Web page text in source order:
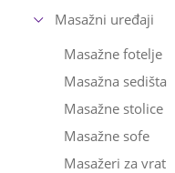
Masažni uređaji
Masažne fotelje
Masažna sedišta
Masažne stolice
Masažne sofe
Masažeri za vrat